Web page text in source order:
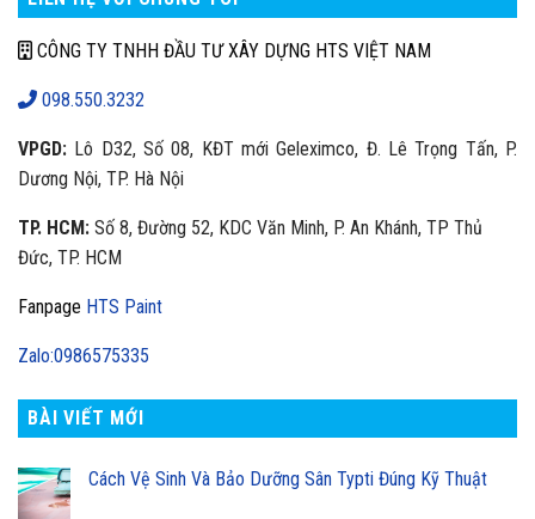
CÔNG TY TNHH ĐẦU TƯ XÂY DỰNG HTS VIỆT NAM
098.550.3232
VPGD: Lô D32, Số 08, KĐT mới Geleximco, Đ. Lê Trọng Tấn, P.
Dương Nội, TP. Hà Nội
TP. HCM: Số 8, Đường 52, KDC Văn Minh, P. An Khánh, TP Thủ
Đức, TP. HCM
Fanpage HTS Paint
Zalo:0986575335
BÀI VIẾT MỚI
Cách Vệ Sinh Và Bảo Dưỡng Sân Typti Đúng Kỹ Thuật